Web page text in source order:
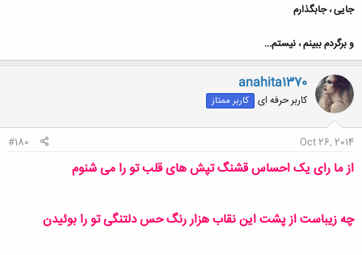
جایی ، جابگذارم
و برگردم ببینم ، نیستم...
anahita1370
کاربر حرفه ای کاربر ممتاز
Oct 26, 2014
#180
از ما رای یک احساس قشنگ تپش های قلب تو را می شنوم
چه زیباست از پشت این نقاب هزار رنگ حس دلتنگی تو را بوئیدن